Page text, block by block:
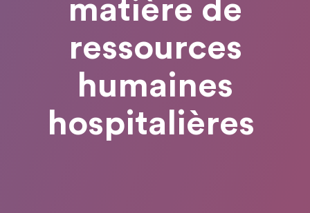
matière de
ressources
humaines
hospitalières